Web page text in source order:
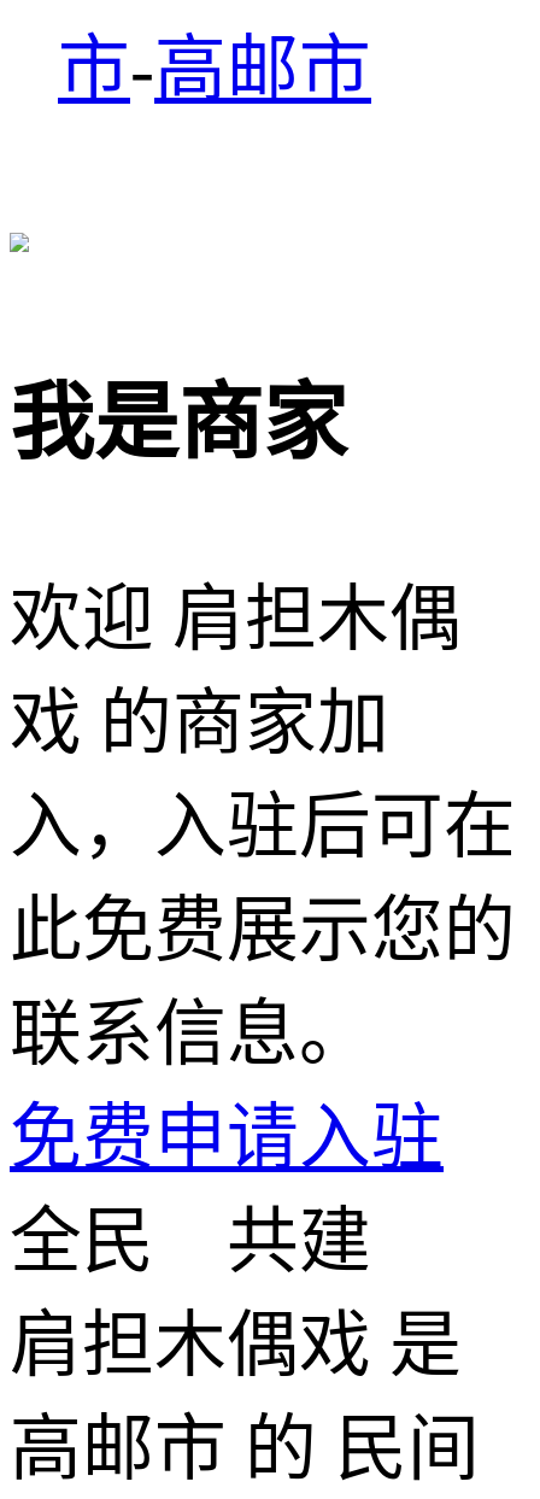
市-高邮市
我是商家
欢迎 肩担木偶
戏 的商家加
入，入驻后可在
此免费展示您的
联系信息。
免费申请入驻
全民 共建
肩担木偶戏 是
高邮市 的 民间